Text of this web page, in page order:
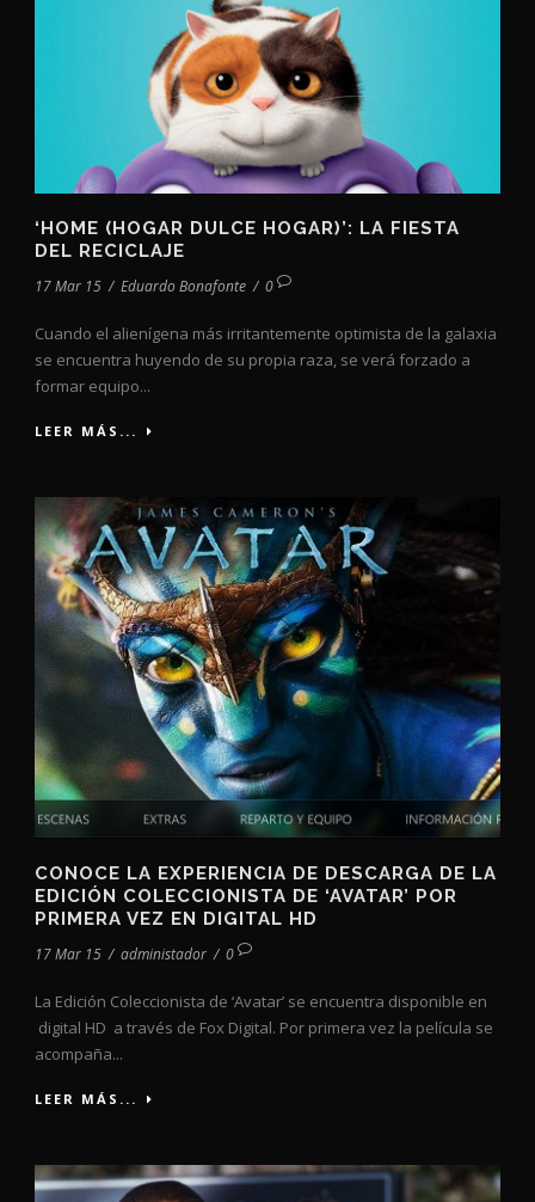
‘HOME (HOGAR DULCE HOGAR)’: LA FIESTA
DEL RECICLAJE
17 Mar 15 / Eduardo Bonafonte / 0
Cuando el alienígena más irritantemente optimista de la galaxia
se encuentra huyendo de su propia raza, se verá forzado a
formar equipo...
LEER MÁS...
CONOCE LA EXPERIENCIA DE DESCARGA DE LA
EDICIÓN COLECCIONISTA DE ‘AVATAR’ POR
PRIMERA VEZ EN DIGITAL HD
17 Mar 15 / administador / 0
La Edición Coleccionista de ‘Avatar’ se encuentra disponible en
digital HD a través de Fox Digital. Por primera vez la película se
acompaña...
LEER MÁS...